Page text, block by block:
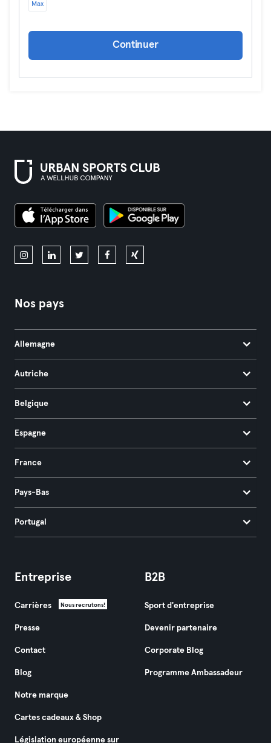
Max
Continuer
Nos pays
Allemagne
Autriche
Belgique
Espagne
France
Pays-Bas
Portugal
Entreprise
Carrières Nous recrutons!
Presse
Contact
Blog
Notre marque
Cartes cadeaux & Shop
Législation européenne sur
B2B
Sport d'entreprise
Devenir partenaire
Corporate Blog
Programme Ambassadeur